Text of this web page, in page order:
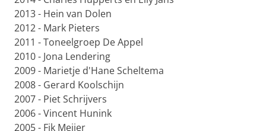
2013 - Hein van Dolen
2012 - Mark Pieters
2011 - Toneelgroep De Appel
2010 - Jona Lendering
2009 - Marietje d'Hane Scheltema
2008 - Gerard Koolschijn
2007 - Piet Schrijvers
2006 - Vincent Hunink
2005 - Fik Meijer